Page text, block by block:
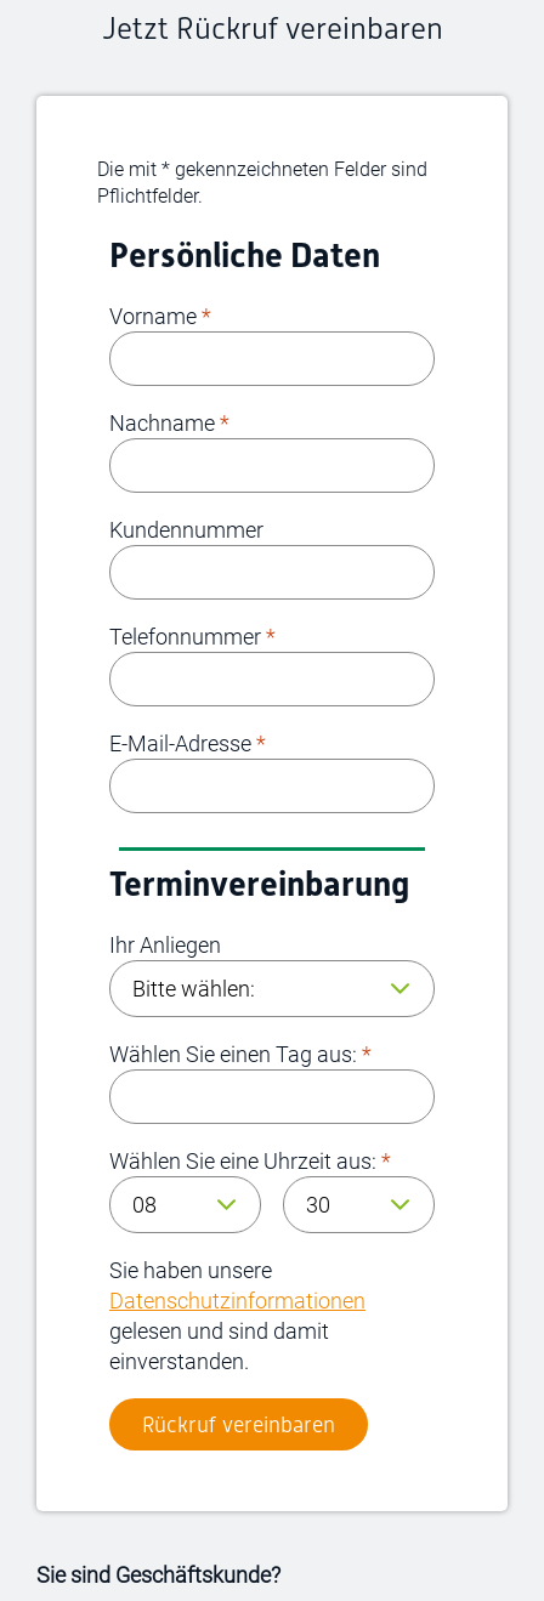
Jetzt Rückruf vereinbaren
Die mit * gekennzeichneten Felder sind
Pflichtfelder.
Persönliche Daten
Vorname*
Nachname*
Kundennummer
Telefonnummer*
E-Mail-Adresse*
Terminvereinbarung
Ihr Anliegen
Wählen Sie einen Tag aus: *
Wählen Sie eine Uhrzeit aus: *
Sie haben unsere
Datenschutzinformationen
gelesen und sind damit
einverstanden.
Sie sind Geschäftskunde?